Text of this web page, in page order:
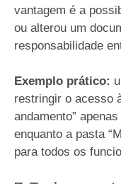
vantagem é a
ou alterou um
responsabilidade
Exemplo prático:
restringir o acesso
andamento”
enquanto a pasta
para todos os